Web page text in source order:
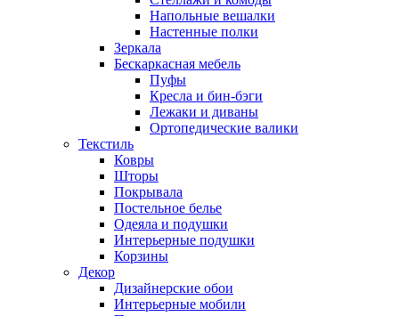
Напольные вешалки
Настенные полки
Зеркала
Бескаркасная мебель
Пуфы
Кресла и бин-бэги
Лежаки и диваны
Ортопедические валики
Текстиль
Ковры
Шторы
Покрывала
Постельное белье
Одеяла и подушки
Интерьерные подушки
Корзины
Декор
Дизайнерские обои
Интерьерные мобили